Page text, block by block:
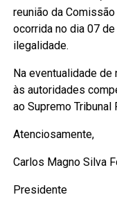
reunião da
ocorrida no dia 07
ilegalidade.
Na eventualidade
às autoridades
ao Supremo Tribunal
Atenciosamente,
Carlos Magno Silva
Presidente